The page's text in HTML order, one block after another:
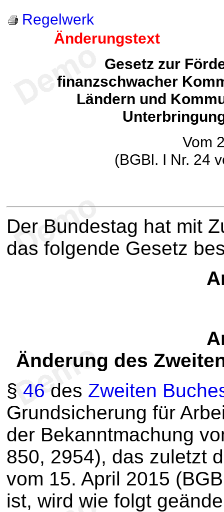
Regelwerk
Änderungstext
Gesetz zur
finanzschwacher
Ländern und
Vom
(BGBl. I Nr. 24
Der Bundestag hat mit
das folgende Gesetz
Änderung des
§ 46 des Zweiten
Grundsicherung für
der Bekanntmachung
850, 2954), das zuletzt
vom 15. April 2015
ist, wird wie folgt